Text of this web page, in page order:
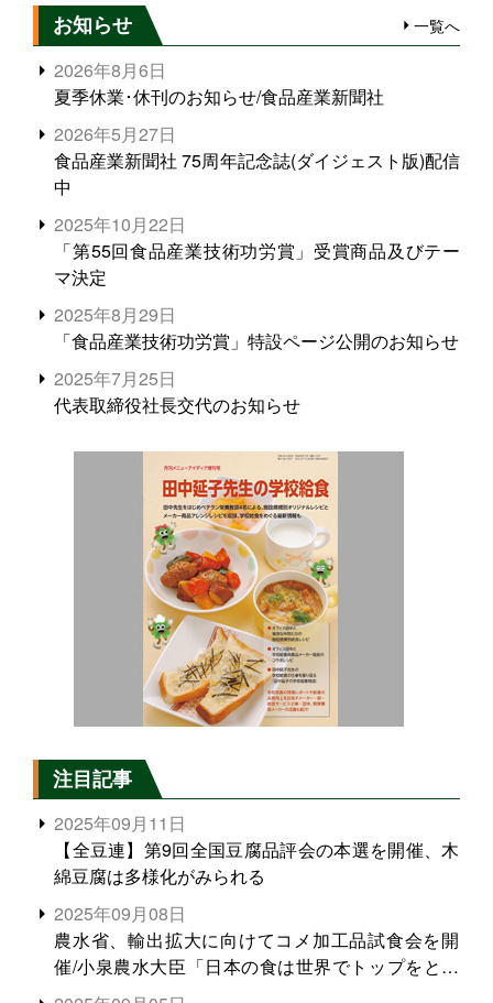
お知らせ 一覧へ
2026年8月6日
夏季休業･休刊のお知らせ/食品産業新聞社
2026年5月27日
食品産業新聞社 75周年記念誌(ダイジェスト版)配信
中
2025年10月22日
「第55回食品産業技術功労賞」受賞商品及びテー
マ決定
2025年8月29日
「食品産業技術功労賞」特設ページ公開のお知らせ
2025年7月25日
代表取締役社長交代のお知らせ
注目記事
2025年09月11日
【全豆連】第9回全国豆腐品評会の本選を開催、木
綿豆腐は多様化がみられる
2025年09月08日
農水省、輸出拡大に向けてコメ加工品試食会を開
催/小泉農水大臣「日本の食は世界でトップをとれ
る。米増産に向けて、米輸出需要の拡大を」